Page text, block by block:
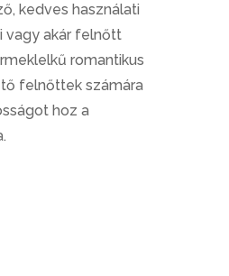
kedves használati
vagy akár felnőtt
romantikus
felnőttek számára
hoz a